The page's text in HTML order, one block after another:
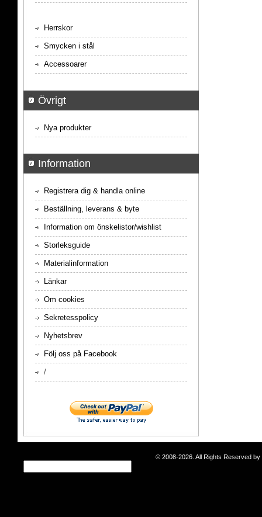
Herrskor
Smycken i stål
Accessoarer
Övrigt
Nya produkter
Information
Registrera dig & handla online
Beställning, leverans & byte
Information om önskelistor/wishlist
Storleksguide
Materialinformation
Länkar
Om cookies
Sekretesspolicy
Nyhetsbrev
Följ oss på Facebook
/
© 2008-2026. All Rights Reserved